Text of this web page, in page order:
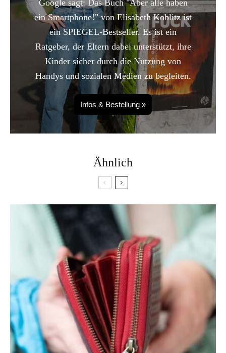
Google sagt: Das Buch "Aber alle haben
ein Smartphone!" von Elisabeth Koblitz ist
ein SPIEGEL-Bestseller. Es ist ein
Ratgeber, der Eltern dabei unterstützt, ihre
Kinder sicher durch die Nutzung von
Handys und sozialen Medien zu begleiten.
Infos & Bestellung »
Ähnlich